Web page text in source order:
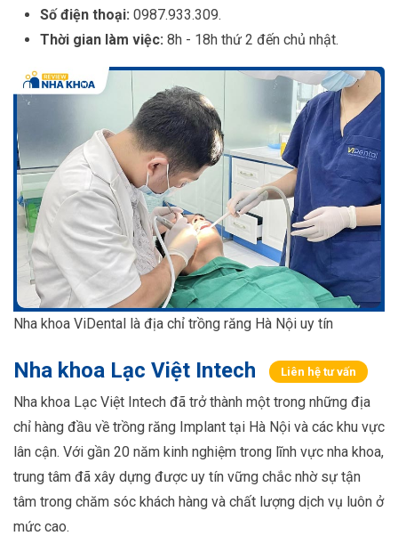
Số điện thoại: 0987.933.309.
Thời gian làm việc: 8h - 18h thứ 2 đến chủ nhật.
Nha khoa ViDental là địa chỉ trồng răng Hà Nội uy tín
Nha khoa Lạc Việt Intech Liên hệ tư vấn
Nha khoa Lạc Việt Intech đã trở thành một trong những địa
chỉ hàng đầu về trồng răng Implant tại Hà Nội và các khu vực
lân cận. Với gần 20 năm kinh nghiệm trong lĩnh vực nha khoa,
trung tâm đã xây dựng được uy tín vững chắc nhờ sự tận
tâm trong chăm sóc khách hàng và chất lượng dịch vụ luôn ở
mức cao.